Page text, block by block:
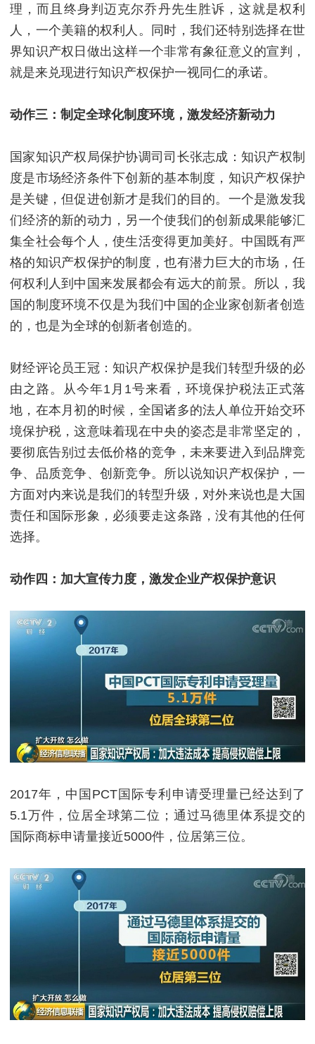
理，而且终身判迈克尔乔丹先生胜诉，这就是权利
人，一个美籍的权利人。同时，我们还特别选择在世
界知识产权日做出这样一个非常有象征意义的宣判，
就是来兑现进行知识产权保护一视同仁的承诺。
动作三：制定全球化制度环境，激发经济新动力
国家知识产权局保护协调司司长张志成：知识产权制
度是市场经济条件下创新的基本制度，知识产权保护
是关键，但促进创新才是我们的目的。一个是激发我
们经济的新的动力，另一个使我们的创新成果能够汇
集全社会每个人，使生活变得更加美好。中国既有严
格的知识产权保护的制度，也有潜力巨大的市场，任
何权利人到中国来发展都会有远大的前景。所以，我
国的制度环境不仅是为我们中国的企业家创新者创造
的，也是为全球的创新者创造的。
财经评论员王冠：知识产权保护是我们转型升级的必
由之路。从今年1月1号来看，环境保护税法正式落
地，在本月初的时候，全国诸多的法人单位开始交环
境保护税，这意味着现在中央的姿态是非常坚定的，
要彻底告别过去低价格的竞争，未来要进入到品牌竞
争、品质竞争、创新竞争。所以说知识产权保护，一
方面对内来说是我们的转型升级，对外来说也是大国
责任和国际形象，必须要走这条路，没有其他的任何
选择。
动作四：加大宣传力度，激发企业产权保护意识
2017年，中国PCT国际专利申请受理量已经达到了
5.1万件，位居全球第二位；通过马德里体系提交的
国际商标申请量接近5000件，位居第三位。